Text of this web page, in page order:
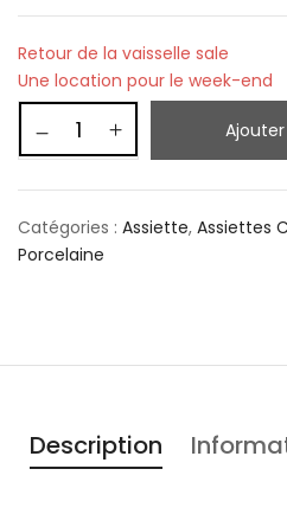
Retour de la vaisselle sale
Une location pour le week-end
Catégories : Assiette, Assiettes
Porcelaine
Description